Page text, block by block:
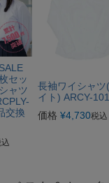
セッ
ャツ
交換
長袖ワイシャツ
イト) ARCY-
価格 ¥4,730税込